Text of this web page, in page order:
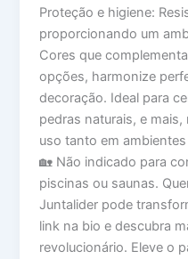
Proteção e higiene:
proporcionando um
Cores que
opções, harmonize
decoração. Ideal para
pedras naturais, e
uso tanto em
🏡 Não indicado para
piscinas ou saunas.
Juntalider pode
link na bio e descubra
revolucionário. Eleve o